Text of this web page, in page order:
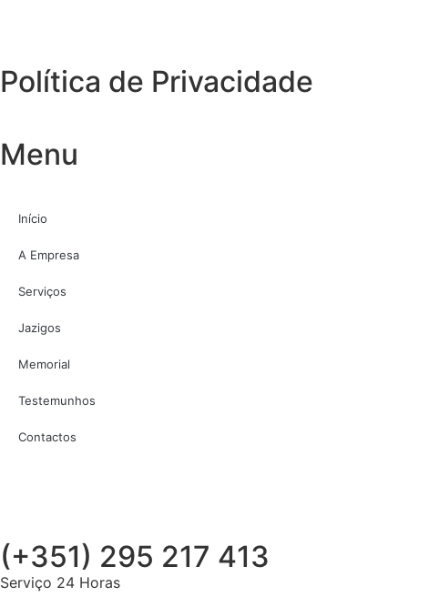
Política de Privacidade
Menu
Início
A Empresa
Serviços
Jazigos
Memorial
Testemunhos
Contactos
(+351) 295 217 413
Serviço 24 Horas